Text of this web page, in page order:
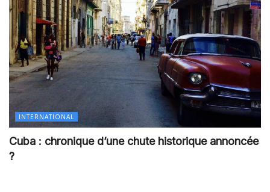
INTERNATIONAL
Cuba : chronique d’une chute historique annoncée
?